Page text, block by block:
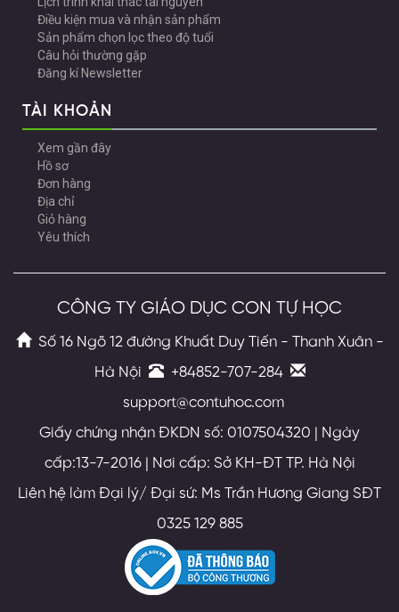
Điều kiện mua và nhận sản phẩm
Sản phẩm chọn lọc theo độ tuổi
Câu hỏi thường gặp
Đăng kí Newsletter
TÀI KHOẢN
Xem gần đây
Hồ sơ
Đơn hàng
Địa chỉ
Giỏ hàng
Yêu thích
CÔNG TY GIÁO DỤC CON TỰ HỌC
Số 16 Ngõ 12 đường Khuất Duy Tiến - Thanh Xuân -
Hà Nội
+84852-707-284
support@contuhoc.com
Giấy chứng nhận ĐKDN số: 0107504320 | Ngày
cấp:13-7-2016 | Nơi cấp: Sở KH-ĐT TP. Hà Nội
Liên hệ làm Đại lý/ Đại sứ: Ms Trần Hương Giang SĐT
0325 129 885